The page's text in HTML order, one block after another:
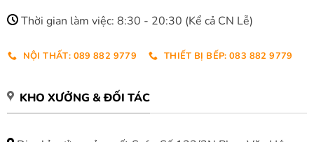
Thời gian làm việc: 8:30 - 20:30 (Kể cả CN Lễ)
NỘI THẤT: 089 882 9779 THIẾT BỊ BẾP: 083 882 9779
KHO XƯỞNG & ĐỐI TÁC